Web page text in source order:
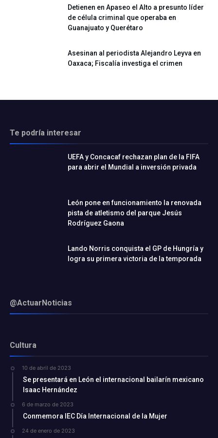
Detienen en Apaseo el Alto a presunto líder
de célula criminal que operaba en
Guanajuato y Querétaro
Asesinan al periodista Alejandro Leyva en
Oaxaca; Fiscalía investiga el crimen
Te podría interesar
UEFA y Concacaf rechazan plan de la FIFA
para abrir el Mundial a inversión privada
León pone en funcionamiento la renovada
pista de atletismo del parque Jesús
Rodríguez Gaona
Lando Norris conquista el GP de Hungría y
logra su primera victoria de la temporada
@ActuarNoticias
Cultura
10 de abril de 2023
Se presentará en León el internacional bailarín mexicano
Isaac Hernández
6 de marzo de 2023
Conmemora IEC Día Internacional de la Mujer
24 de enero de 2023